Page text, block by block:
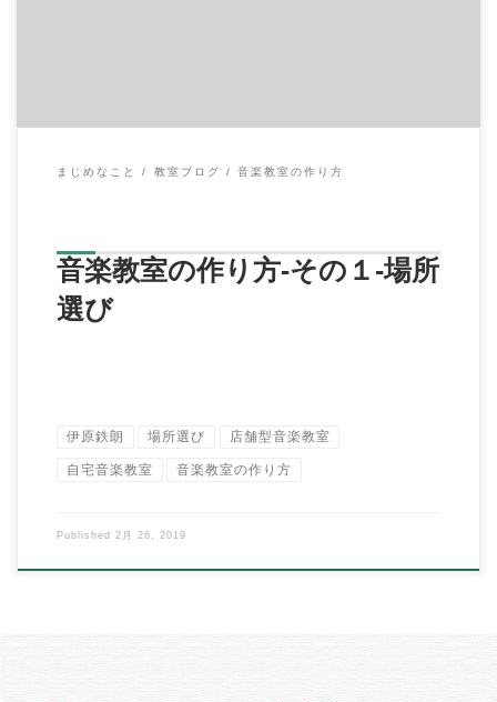
まじめなこと 教室ブログ 音楽教室の作り方
音楽教室の作り方-その１‐場所
選び
伊原鉄朗 場所選び 店舗型音楽教室
自宅音楽教室 音楽教室の作り方
Published 2月 26, 2019